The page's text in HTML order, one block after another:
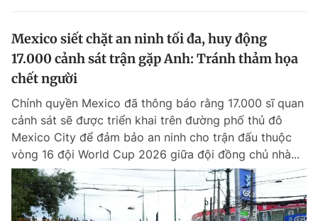
Mexico siết chặt an ninh tối đa, huy động
17.000 cảnh sát trận gặp Anh: Tránh thảm họa
chết người
Chính quyền Mexico đã thông báo rằng 17.000 sĩ quan
cảnh sát sẽ được triển khai trên đường phố thủ đô
Mexico City để đảm bảo an ninh cho trận đấu thuộc
vòng 16 đội World Cup 2026 giữa đội đồng chủ nhà...